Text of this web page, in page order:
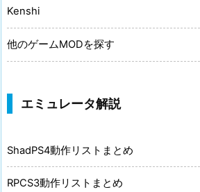
Kenshi
他のゲームMODを探す
エミュレータ解説
ShadPS4動作リストまとめ
RPCS3動作リストまとめ